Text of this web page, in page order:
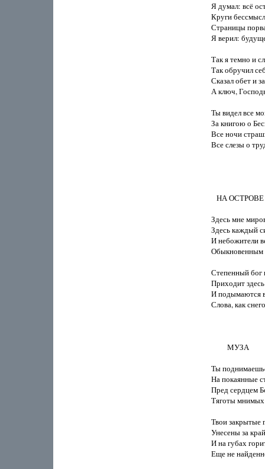
Я думал: всё
Круги
Страницы
Я верил:
Так я темно и
Так обручил
Сказал обет и
А ключ,
Ты видел все
За книгою о
Все ночи
Все слезы о
НА
Здесь мне
Здесь каждый
И небожители
Обыкновенным
Степенный бог
Приходит
И подымаются
Слова, как
         МУЗА
Ты
На покаянные
Пред сердцем
Тяготы мнимых
Твои закрытые
Унесены за
И на губах
Еще не